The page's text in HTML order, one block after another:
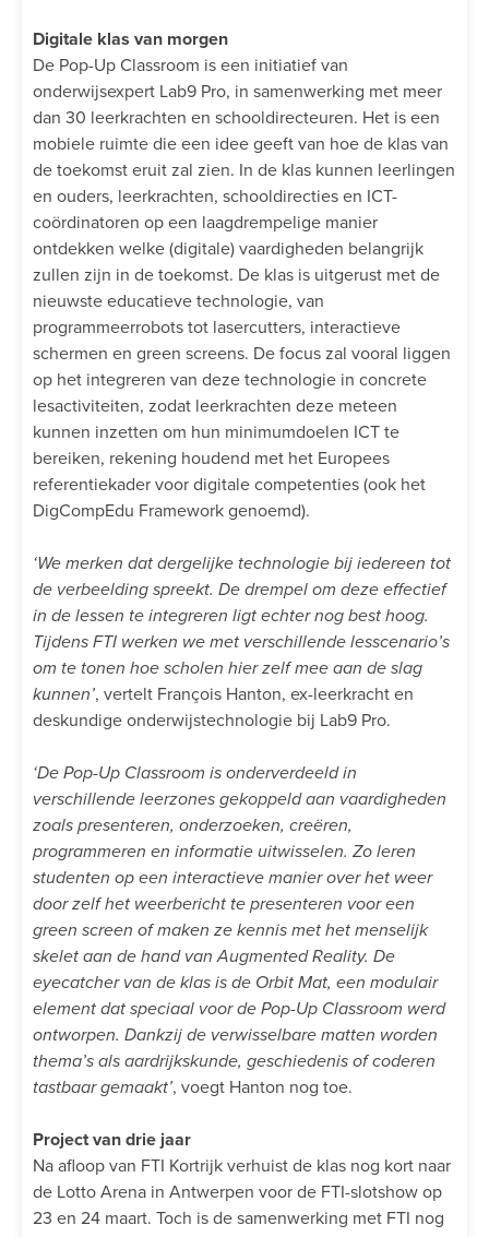
Digitale klas van morgen
De Pop-Up Classroom is een initiatief van
onderwijsexpert Lab9 Pro, in samenwerking met meer
dan 30 leerkrachten en schooldirecteuren. Het is een
mobiele ruimte die een idee geeft van hoe de klas van
de toekomst eruit zal zien. In de klas kunnen leerlingen
en ouders, leerkrachten, schooldirecties en ICT-
coördinatoren op een laagdrempelige manier
ontdekken welke (digitale) vaardigheden belangrijk
zullen zijn in de toekomst. De klas is uitgerust met de
nieuwste educatieve technologie, van
programmeerrobots tot lasercutters, interactieve
schermen en green screens. De focus zal vooral liggen
op het integreren van deze technologie in concrete
lesactiviteiten, zodat leerkrachten deze meteen
kunnen inzetten om hun minimumdoelen ICT te
bereiken, rekening houdend met het Europees
referentiekader voor digitale competenties (ook het
DigCompEdu Framework genoemd).
‘We merken dat dergelijke technologie bij iedereen tot
de verbeelding spreekt. De drempel om deze effectief
in de lessen te integreren ligt echter nog best hoog.
Tijdens FTI werken we met verschillende lesscenario’s
om te tonen hoe scholen hier zelf mee aan de slag
kunnen’, vertelt François Hanton, ex-leerkracht en
deskundige onderwijstechnologie bij Lab9 Pro.
‘De Pop-Up Classroom is onderverdeeld in
verschillende leerzones gekoppeld aan vaardigheden
zoals presenteren, onderzoeken, creëren,
programmeren en informatie uitwisselen. Zo leren
studenten op een interactieve manier over het weer
door zelf het weerbericht te presenteren voor een
green screen of maken ze kennis met het menselijk
skelet aan de hand van Augmented Reality. De
eyecatcher van de klas is de Orbit Mat, een modulair
element dat speciaal voor de Pop-Up Classroom werd
ontworpen. Dankzij de verwisselbare matten worden
thema’s als aardrijkskunde, geschiedenis of coderen
tastbaar gemaakt’, voegt Hanton nog toe.
Project van drie jaar
Na afloop van FTI Kortrijk verhuist de klas nog kort naar
de Lotto Arena in Antwerpen voor de FTI-slotshow op
23 en 24 maart. Toch is de samenwerking met FTI nog